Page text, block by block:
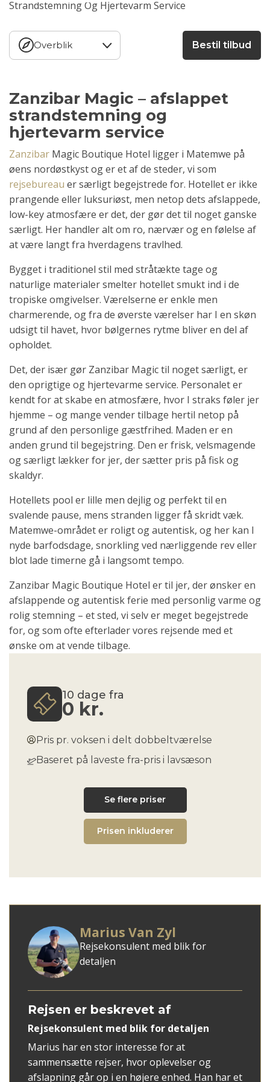
Strandstemning Og Hjertevarm Service
Overblik Bestil tilbud
Zanzibar Magic – afslappet
strandstemning og
hjertevarm service
Zanzibar Magic Boutique Hotel ligger i Matemwe på
øens nordøstkyst og er et af de steder, vi som
rejsebureau er særligt begejstrede for. Hotellet er ikke
prangende eller luksuriøst, men netop dets afslappede,
low-key atmosfære er det, der gør det til noget ganske
særligt. Her handler alt om ro, nærvær og en følelse af
at være langt fra hverdagens travlhed.
Bygget i traditionel stil med stråtækte tage og
naturlige materialer smelter hotellet smukt ind i de
tropiske omgivelser. Værelserne er enkle men
charmerende, og fra de øverste værelser har I en skøn
udsigt til havet, hvor bølgernes rytme bliver en del af
opholdet.
Det, der især gør Zanzibar Magic til noget særligt, er
den oprigtige og hjertevarme service. Personalet er
kendt for at skabe en atmosfære, hvor I straks føler jer
hjemme – og mange vender tilbage hertil netop på
grund af den personlige gæstfrihed. Maden er en
anden grund til begejstring. Den er frisk, velsmagende
og særligt lækker for jer, der sætter pris på fisk og
skaldyr.
Hotellets pool er lille men dejlig og perfekt til en
svalende pause, mens stranden ligger få skridt væk.
Matemwe-området er roligt og autentisk, og her kan I
nyde barfodsdage, snorkling ved nærliggende rev eller
blot lade timerne gå i langsomt tempo.
Zanzibar Magic Boutique Hotel er til jer, der ønsker en
afslappende og autentisk ferie med personlig varme og
rolig stemning – et sted, vi selv er meget begejstrede
for, og som ofte efterlader vores rejsende med et
ønske om at vende tilbage.
10 dage fra
0 kr.
Pris pr. voksen i delt dobbeltværelse
Baseret på laveste fra-pris i lavsæson
Se flere priser
Prisen inkluderer
Rejsen er beskrevet af
Rejsekonsulent med blik for detaljen
Marius har en stor interesse for at
sammensætte rejser, hvor oplevelser og
afslapning går op i en højere enhed. Han har et
Marius Van Zyl
Rejsekonsulent med blik for
detaljen